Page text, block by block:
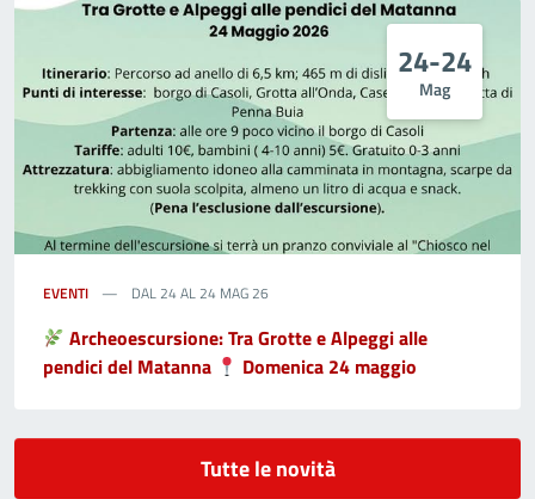
24-24
Mag
EVENTI DAL 24 AL 24 MAG 26
Archeoescursione: Tra Grotte e Alpeggi alle
pendici del Matanna
Domenica 24 maggio
Tutte le novità